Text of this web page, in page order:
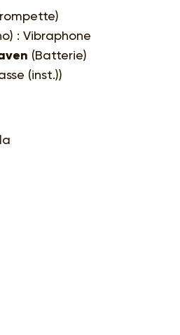
: Vibraphone
(Batterie)
(inst.))